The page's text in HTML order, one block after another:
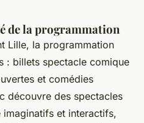
de la programmation
Lille, la programmation
: billets spectacle comique
et comédies
découvre des spectacles
et interactifs,